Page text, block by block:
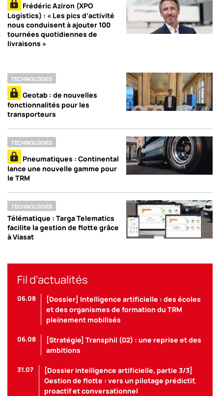
Frédéric Aziron (XPO
Logistics) : « Les pics d’activité
nous conduisent à ajouter 100
tournées quotidiennes de
livraisons »
TECHNOLOGIES
Geotab : de nouvelles
fonctionnalités pour les
transporteurs
TECHNOLOGIES
Pneumatiques : Continental
lance une nouvelle gamme pour
le TRM
TECHNOLOGIES
Télématique : Targa Telematics
facilite la gestion de flotte grâce
à Viasat
Fil d'actualités
06.08
[Dossier] Intelligence artificielle : des écoles
et des organismes de formation du TRM
pleinement mobilisés
06.08
[Stratégie] Transphil (02) : une reprise et des
ambitions
31.07
[Dossier intelligence artificielle, partie 3/3]
Gestion de flotte : vers un pilotage prédictif,
proactif et conversationnel